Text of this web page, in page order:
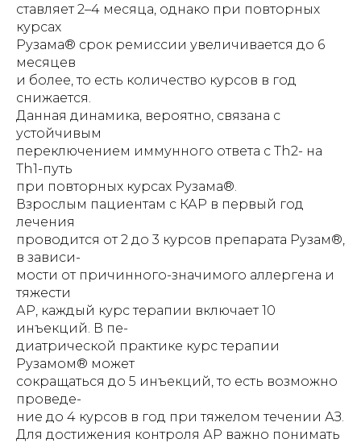
ставляет 2–4 месяца, однако при повторных
курсах
Рузама® срок ремиссии увеличивается до 6
месяцев
и более, то есть количество курсов в год
снижается.
Данная динамика, вероятно, связана с
устойчивым
переключением иммунного ответа с Th2- на
Th1-путь
при повторных курсах Рузама®.
Взрослым пациентам с КАР в первый год
лечения
проводится от 2 до 3 курсов препарата Рузам®,
в зависи-
мости от причинного-значимого аллергена и
тяжести
АР, каждый курс терапии включает 10
инъекций. В пе-
диатрической практике курс терапии
Рузамом® может
сокращаться до 5 инъекций, то есть возможно
проведе-
ние до 4 курсов в год при тяжелом течении АЗ.
Для достижения контроля АР важно понимать